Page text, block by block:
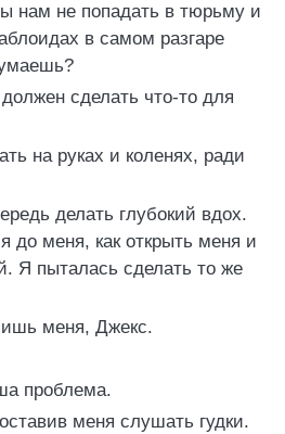
нам не попадать в тюрьму и
в самом разгаре
сделать что-то для
на руках и коленях, ради
делать глубокий вдох.
до меня, как открыть меня и
Я пыталась сделать то же
меня, Джекс.
проблема.
меня слушать гудки.